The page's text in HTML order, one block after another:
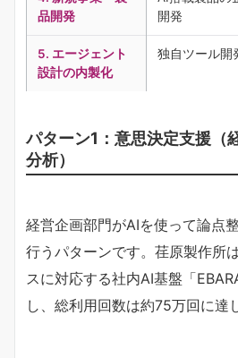
品開発
開発
5. エージェント
設計の内製化
独自ツール開
パターン1：意思決定支援（
分析）
経営企画部門がAIを使って論点
行うパターンです。荏原製作所
スに対応する社内AI基盤「
し、総利用回数は約75万回に達